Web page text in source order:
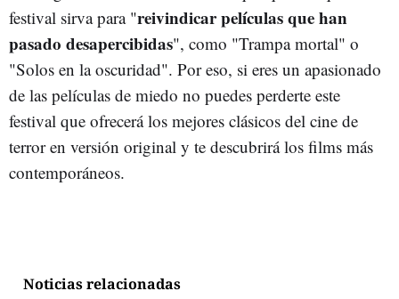
festival sirva para "reivindicar películas que han
pasado desapercibidas", como "Trampa mortal" o
"Solos en la oscuridad". Por eso, si eres un apasionado
de las películas de miedo no puedes perderte este
festival que ofrecerá los mejores clásicos del cine de
terror en versión original y te descubrirá los films más
contemporáneos.
Noticias relacionadas